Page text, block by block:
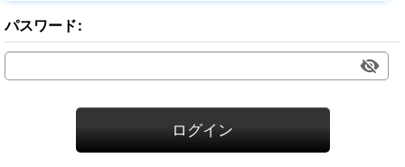
パスワード:
ログイン